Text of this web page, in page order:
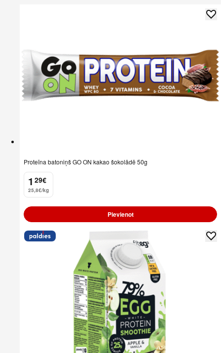
Proteīna batoniņš GO ON kakao šokolādē 50g
1
. 29€
25,8€/kg
Pievienot